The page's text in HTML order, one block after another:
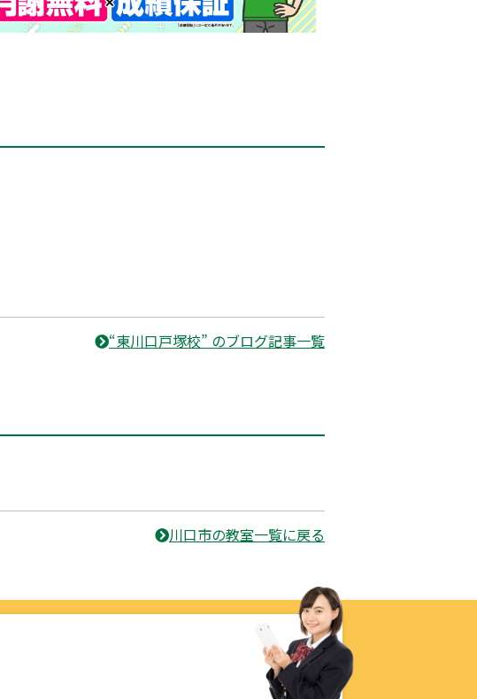
“東川口戸塚校” のブログ記事一覧
川口市の教室一覧に戻る